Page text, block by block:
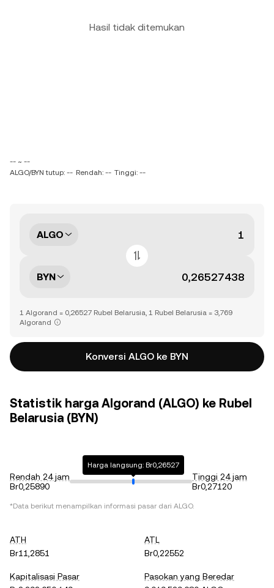
Hasil tidak ditemukan
-- ~ --
ALGO/BYN tutup: -- Rendah: -- Tinggi: --
ALGO
BYN
1 Algorand = 0,26527 Rubel Belarusia, 1 Rubel Belarusia = 3,769
Algorand
Konversi ALGO ke BYN
Statistik harga Algorand (ALGO) ke Rubel
Belarusia (BYN)
Rendah 24 jam
Br0,25890
Harga langsung: Br0,26527
Tinggi 24 jam
Br0,27120
*Data berikut menampilkan informasi pasar dari ALGO.
ATH
Br11,2851
ATL
Br0,22552
Kapitalisasi Pasar
Pasokan yang Beredar